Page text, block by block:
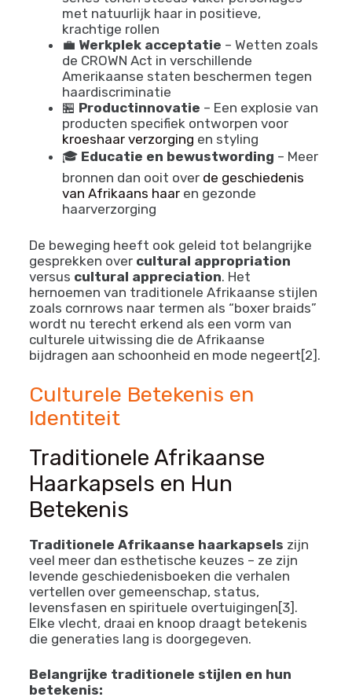
gemeenschappen gecreëerd waar
mensen tips delen, elkaar steunen en
diversiteit vieren
🎬 Media representatie– Films en
series tonen steeds vaker personages
met natuurlijk haar in positieve,
krachtige rollen
💼Werkplek acceptatie– Wetten zoals
de CROWN Act in verschillende
Amerikaanse staten beschermen tegen
haardiscriminatie
🏪Productinnovatie – Een explosie van
producten specifiek ontworpen voor
kroeshaar verzorging
bronnen dan ooit overde geschiedenis
van Afrikaans haaren gezonde
haarverzorging
De beweging heeft ook geleid tot belangrijke
gesprekken overcultural appropriation
versuscultural appreciation. Het
zoals cornrows naar termen als “boxer braids”
wordt nu terecht erkend als een vorm van
culturele uitwissing die de Afrikaanse
Culturele Betekenis en
Identiteit
Traditionele Afrikaanse
Haarkapsels en Hun
Betekenis
Traditionele Afrikaanse haarkapselszijn
veel meer dan esthetische keuzes – ze zijn
vertellen over gemeenschap, status,
levensfasen en spirituele overtuigingen[3].